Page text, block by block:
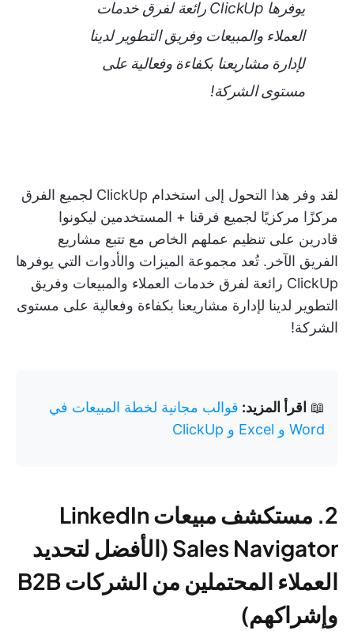
يوفرها ClickUp رائعة لفرق خدمات
العملاء والمبيعات وفريق التطوير لدينا
لإدارة مشاريعنا بكفاءة وفعالية على
مستوى الشركة!
لقد وفر هذا التحول إلى استخدام ClickUp لجميع الفرق
مركزًا مركزيًا لجميع فرقنا + المستخدمين ليكونوا
قادرين على تنظيم عملهم الخاص مع تتبع مشاريع
الفريق الآخر. تُعد مجموعة الميزات والأدوات التي يوفرها
ClickUp رائعة لفرق خدمات العملاء والمبيعات وفريق
التطوير لدينا لإدارة مشاريعنا بكفاءة وفعالية على مستوى
الشركة!
📖 اقرأ المزيد: قوالب مجانية لخطة المبيعات في
Word و Excel و ClickUp
2. مستكشف مبيعات LinkedIn
Sales Navigator (الأفضل لتحديد
العملاء المحتملين من الشركات B2B
وإشراكهم)